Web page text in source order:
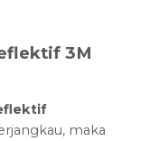
3M
maka